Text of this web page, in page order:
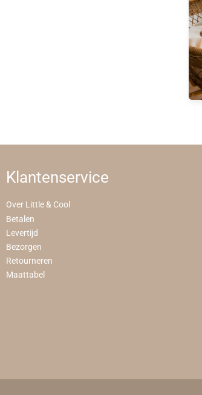
Klantenservice
Over Little & Cool
Betalen
Levertijd
Bezorgen
Retourneren
Maattabel